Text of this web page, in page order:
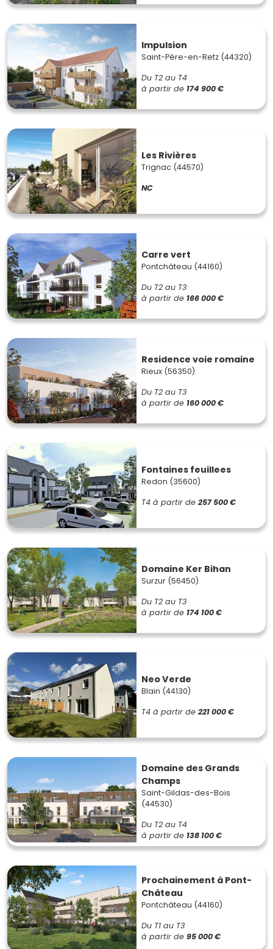
Impulsion
Saint-Père-en-Retz (44320)
Du T2 au T4
à partir de 174 900 €
Les Rivières
Trignac (44570)
NC
Carre vert
Pontchâteau (44160)
Du T2 au T3
à partir de 166 000 €
Residence voie romaine
Rieux (56350)
Du T2 au T3
à partir de 160 000 €
Fontaines feuillees
Redon (35600)
T4 à partir de 257 500 €
Domaine Ker Bihan
Surzur (56450)
Du T2 au T3
à partir de 174 100 €
Neo Verde
Blain (44130)
T4 à partir de 221 000 €
Domaine des Grands
Champs
Saint-Gildas-des-Bois
(44530)
Du T2 au T4
à partir de 138 100 €
Prochainement à Pont-
Château
Pontchâteau (44160)
Du T1 au T3
à partir de 95 000 €